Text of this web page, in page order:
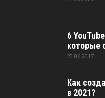
6
которые
20.06.2017
Как
в 2021?